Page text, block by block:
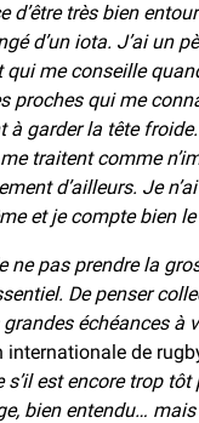
d’être très bien
d’un iota. J’ai un
qui me conseille
proches qui me
à garder la tête
traitent comme
d’ailleurs. Je
et je compte bien le
ne pas prendre la
De penser
échéances à
de
s’il est encore trop
bien entendu… mais